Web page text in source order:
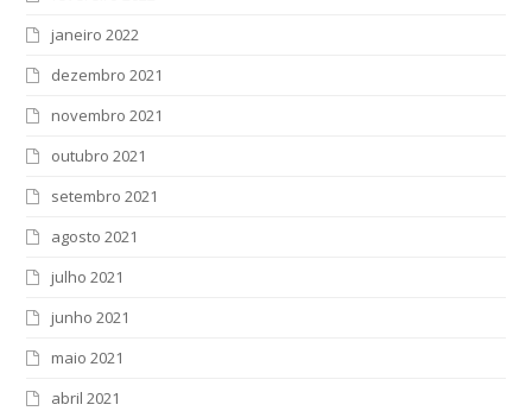
janeiro 2022
dezembro 2021
novembro 2021
outubro 2021
setembro 2021
agosto 2021
julho 2021
junho 2021
maio 2021
abril 2021